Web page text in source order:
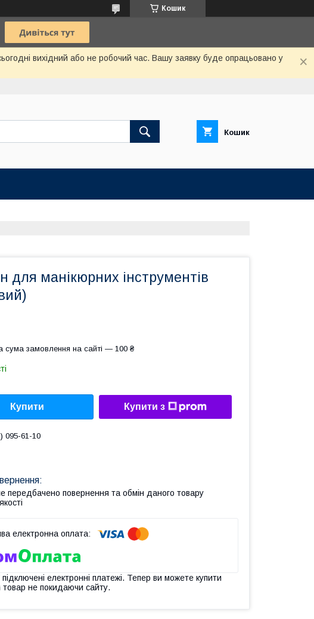
Кошик
вихідний або не робочий час. Вашу заявку буде опрацьовано у
Кошик
для манікюрних інструментів
сума замовлення на сайті — 100 ₴
Купити Купити з
095-61-10
передбачено повернення та обмін даного товару
підключені електронні платежі. Тепер ви можете купити
товар не покидаючи сайту.